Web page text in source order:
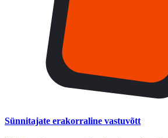
Sünnitajate erakorraline vastuvõtt